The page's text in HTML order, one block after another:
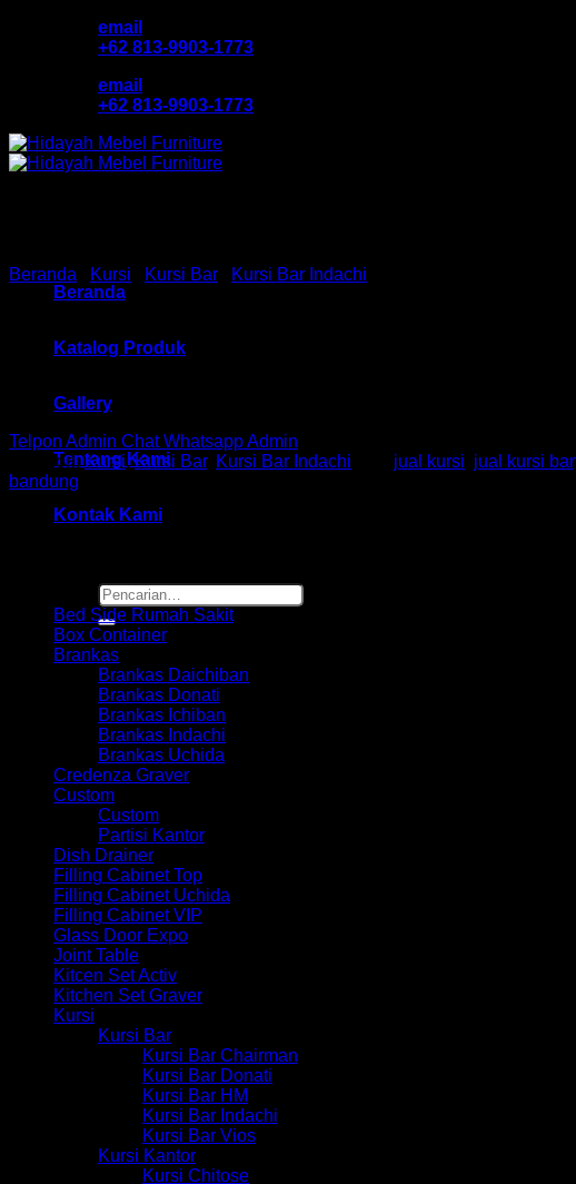
email
+62 813-9903-1773
email
+62 813-9903-1773
Beranda
Katalog Produk
Gallery
Tentang Kami
Kontak Kami
Pencarian
untuk:
Beranda Kursi Kursi Bar Kursi Bar Indachi
Telpon Admin Chat Whatsapp Admin
Kategori:Kursi,Kursi Bar, Kursi Bar Indachi jual kursi jual kursi bar,
bandung
Bed Side Rumah Sakit
Box Container
Brankas
Brankas Daichiban
Brankas Donati
Brankas Ichiban
Brankas Indachi
Brankas Uchida
Credenza Graver
Custom
Custom
Partisi Kantor
Dish Drainer
Filling Cabinet Top
Filling Cabinet Uchida
Filling Cabinet VIP
Glass Door Expo
Joint Table
Kitcen Set Activ
Kitchen Set Graver
Kursi
Kursi Bar
Kursi Bar Chairman
Kursi Bar Donati
Kursi Bar HM
Kursi Bar Indachi
Kursi Bar Vios
Kursi Kantor
Kursi Chitose